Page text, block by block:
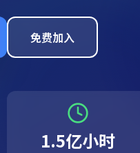
免费加入
1.5亿小时